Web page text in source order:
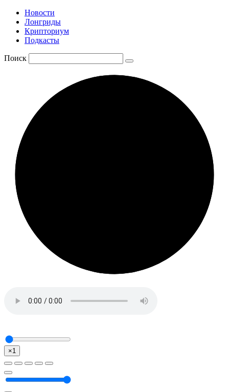
Новости
Лонгриды
Крипториум
Подкасты
Поиск
×1